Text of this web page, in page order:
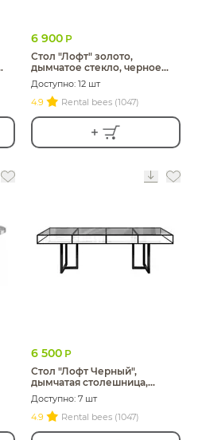
6 900 Р
Стол "Лофт" золото,
дымчатое стекло, черное
подстолье
Доступно: 12 шт
4.9
Rental bees (1047)
6 500 Р
Стол "Лофт Черный",
дымчатая столешница,
белое подстолье
Доступно: 7 шт
4.9
Rental bees (1047)